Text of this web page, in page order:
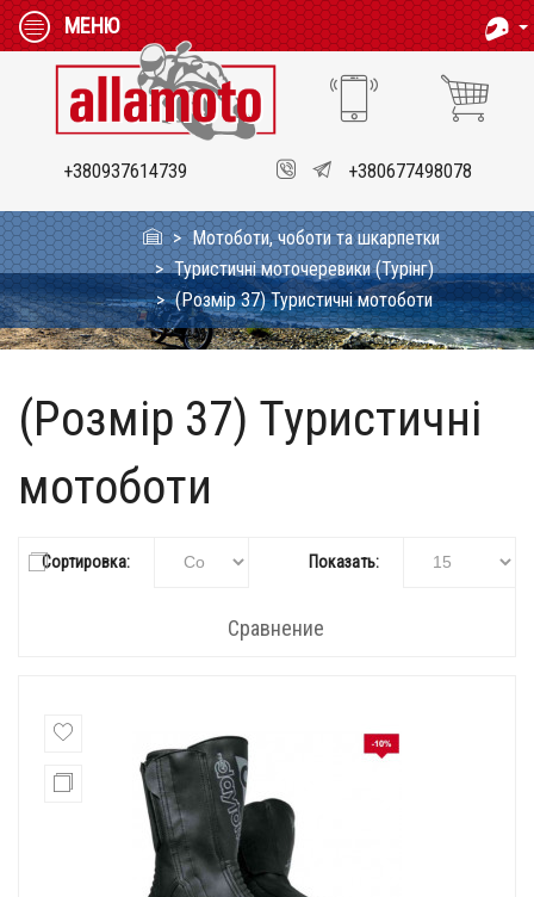
МЕНЮ
+380937614739 +380677498078
Мотоботи, чоботи та шкарпетки
Туристичні моточеревики (Турінг)
(Розмір 37) Туристичні мотоботи
(Розмір 37) Туристичні
мотоботи
Сортировка: Показать:
Сравнение